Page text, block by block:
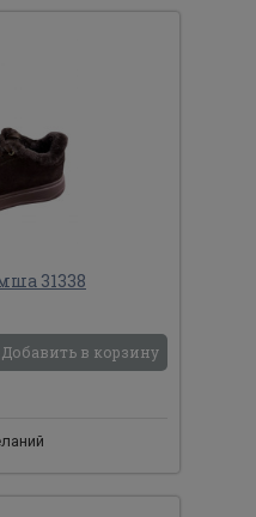
31338
Добавить в корзину